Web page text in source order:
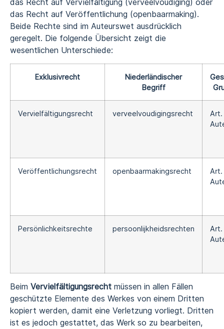
das Recht auf Vervielfältigung (verveelvoudiging) oder
das Recht auf Veröffentlichung (openbaarmaking).
Beide Rechte sind im Auteurswet ausdrücklich
geregelt. Die folgende Übersicht zeigt die
wesentlichen Unterschiede:
Exklusivrecht
Niederländischer
Begriff
Vervielfältigungsrecht verveelvoudigingsrecht
Art.
Veröffentlichungsrecht openbaarmakingsrecht
Art.
Persönlichkeitsrechte persoonlijkheidsrechten
Art.
Beim Vervielfältigungsrecht müssen in allen Fällen
geschützte Elemente des Werkes von einem Dritten
kopiert werden, damit eine Verletzung vorliegt. Dritten
ist es jedoch gestattet, das Werk so zu bearbeiten,